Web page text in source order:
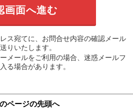
ス宛てに、お問合せ内容の確認メール
りいたします。
メールをご利用の場合、迷惑メールフ
る場合があります。
ページの先頭へ